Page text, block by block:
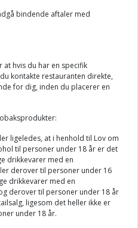
bindende aftaler med
at hvis du har en specifik
kontakte restauranten direkte,
for dig, inden du placerer en
ligeledes, at i henhold til Lov om
til personer under 18 år er det
drikkevarer med en
derover til personer under 16
drikkevarer med en
derover til personer under 18 år
ligesom det heller ikke er
under 18 år.